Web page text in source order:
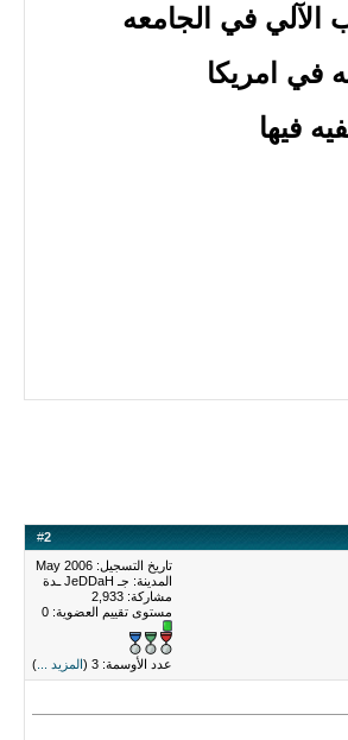
في الجامعه
في امريكا
فيها
#2
تاريخ التسجيل: May 2006
المدينة: جـ JeDDaH ـدة
مشاركة: 2,933
مستوى تقييم العضوية: 0
عدد الأوسمة: 3 ( المزيد ... )